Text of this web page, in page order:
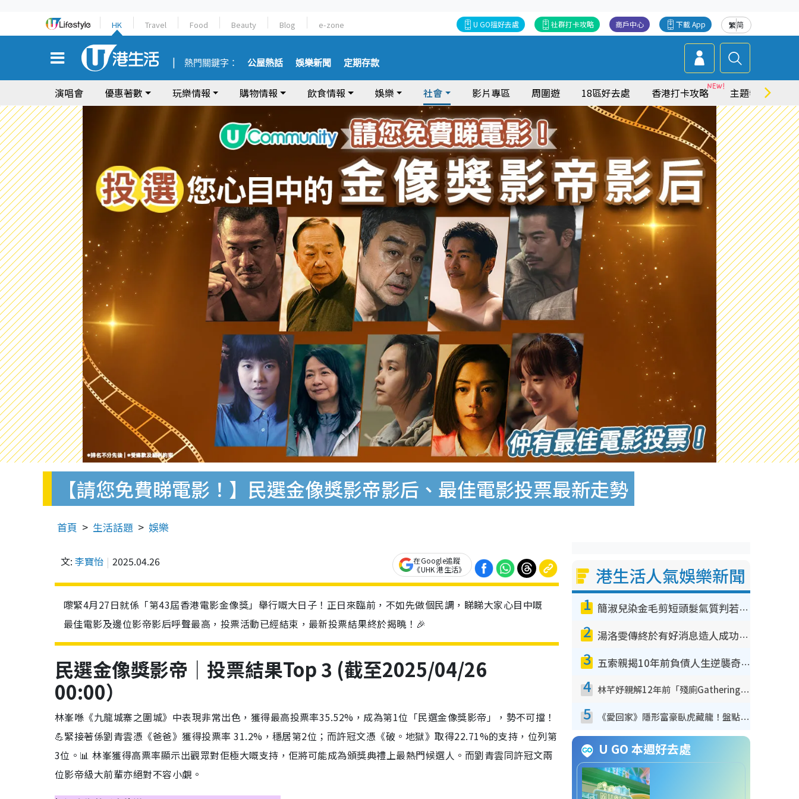
HK Travel Food Beauty Blog e-zone 繁简
下載 App
商戶中心
社群打卡攻略
U GO搵好去處
熱門關鍵字： 公屋熱話 娛樂新聞 定期存款
演唱會 優惠著數 玩樂情報 購物情報 飲食情報 娛樂 社會 影片專區 周圍遊 18區好去處 香港打卡攻略 主題特集
【請您免費睇電影！】民選金像獎影帝影后、最佳電影投票最新走勢
首頁 生活話題 娛樂
文: 李寶怡 2025.04.26
在Google追蹤
《UHK 港生活》
嚟緊4月27日就係「第43屆香港電影金像獎」舉行嘅大日子！正日來臨前，不如先做個民調，睇睇大家心目中嘅
最佳電影及邊位影帝影后呼聲最高，投票活動已經結束，最新投票結果終於揭曉！🎉
民選金像獎影帝｜投票結果Top 3 (截至2025/04/26
00:00）
林峯喺《九龍城寨之圍城》中表現非常出色，獲得最高投票率35.52%，成為第1位「民選金像獎影帝」，勢不可擋！
💪緊接著係劉青雲憑《爸爸》獲得投票率 31.2%，穩居第2位；而許冠文憑《破。地獄》取得22.71%的支持，位列第
3位。📊 林峯獲得高票率顯示出觀眾對佢極大嘅支持，佢將可能成為頒獎典禮上最熱門候選人。而劉青雲同許冠文兩
位影帝級大前輩亦絕對不容小覷。
港生活人氣娛樂新聞
1 簡淑兒染金毛剪短頭髮氣質判若兩人！嚇壞老公麥大力都認唔出：「你做咩事？」
2 湯洛雯傳終於有好消息造人成功！兩大細節曝孕味極濃惹猜測：大肚婆先會咁！
3 五索親揭10年前負債人生逆襲奇蹟！全靠去一地方轉運後即遇上馬先生
4 林芊妤親解12年前「殘廁Gathering」真相！高層解約一句話重創尊嚴至今拒返TVB
5 《愛回家》隱形富豪臥虎藏龍！盤點12位財氣逼人的有錢藝人：呢位靚女3億身家唔憂做
U GO 本週好去處